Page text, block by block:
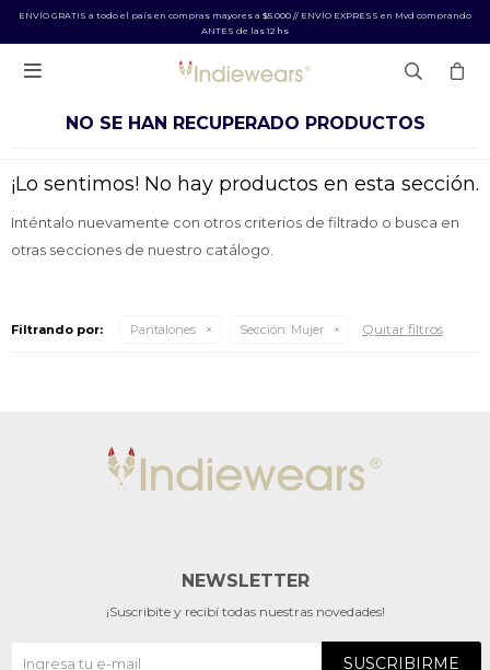
ENVÍO GRATIS a todo el país en compras mayores a $5.000 // ENVÍO EXPRESS en Mvd comprando
ANTES de las 12 hs

NO SE HAN RECUPERADO PRODUCTOS
¡Lo sentimos! No hay productos en esta sección.
Inténtalo nuevamente con otros criterios de filtrado o busca en
otras secciones de nuestro catálogo.
Filtrando por: Pantalones Sección: Mujer Quitar filtros
NEWSLETTER
¡Suscribite y recibí todas nuestras novedades!
SUSCRIBIRME